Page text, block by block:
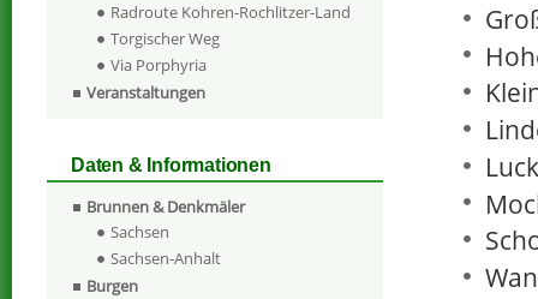
Radroute Kohren-Rochlitzer-Land
Torgischer Weg
Via Porphyria
Veranstaltungen
Daten & Informationen
Brunnen & Denkmäler
Sachsen
Sachsen-Anhalt
Burgen